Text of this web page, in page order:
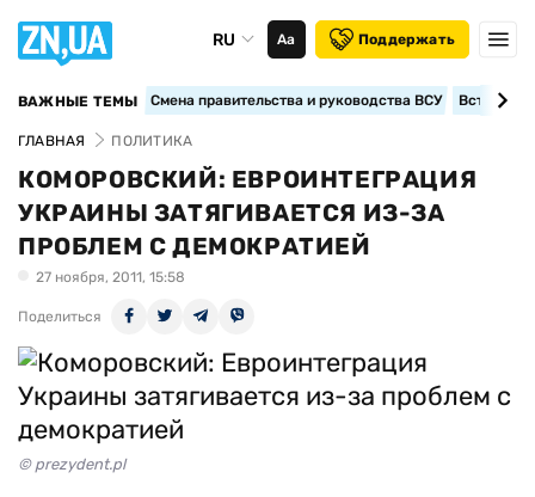
RU Аа Поддержать
ВАЖНЫЕ ТЕМЫ Смена правительства и руководства ВСУ
ГЛАВНАЯ ПОЛИТИКА
КОМОРОВСКИЙ: ЕВРОИНТЕГРАЦИЯ
УКРАИНЫ ЗАТЯГИВАЕТСЯ ИЗ-ЗА
ПРОБЛЕМ С ДЕМОКРАТИЕЙ
27 ноября, 2011, 15:58
Поделиться
© prezydent.pl